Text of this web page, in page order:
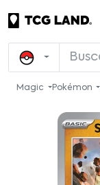
Magic Pokémon